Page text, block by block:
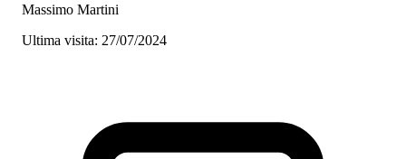
Massimo Martini
Ultima visita: 27/07/2024